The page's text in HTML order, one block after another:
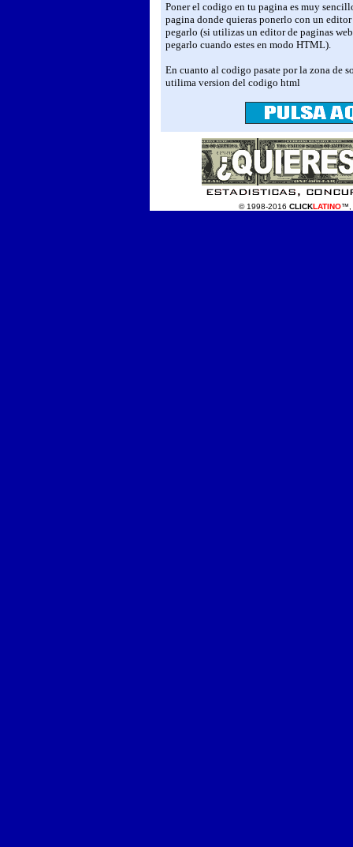
Poner el codigo en tu pagina es muy
pagina donde quieras ponerlo con un
pegarlo (si utilizas un editor de paginas
pegarlo cuando estes en modo HTML).
En cuanto al codigo pasate por la zona de
utilima version del codigo html
© 1998-2016 CLICKLATINO™,